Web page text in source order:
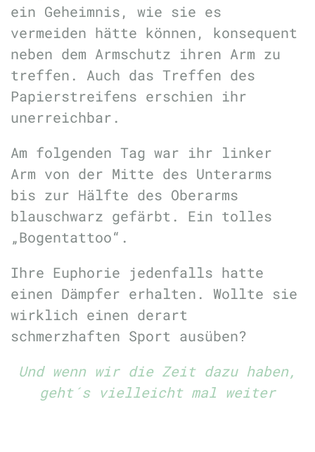
ein Geheimnis, wie sie es
vermeiden hätte können, konsequent
neben dem Armschutz ihren Arm zu
treffen. Auch das Treffen des
Papierstreifens erschien ihr
unerreichbar.
Am folgenden Tag war ihr linker
Arm von der Mitte des Unterarms
bis zur Hälfte des Oberarms
blauschwarz gefärbt. Ein tolles
„Bogentattoo“.
Ihre Euphorie jedenfalls hatte
einen Dämpfer erhalten. Wollte sie
wirklich einen derart
schmerzhaften Sport ausüben?
Und wenn wir die Zeit dazu haben,
geht´s vielleicht mal weiter